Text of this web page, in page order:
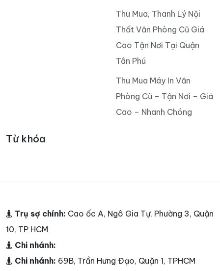
Thu Mua, Thanh Lý Nội
Thất Văn Phòng Cũ Giá
Cao Tận Nơi Tại Quận
Tân Phú
Thu Mua Máy In Văn
Phòng Cũ – Tận Nơi – Giá
Cao – Nhanh Chóng
Từ khóa
Trụ sợ chính: Cao ốc A, Ngô Gia Tự, Phường 3, Quận
10, TP HCM
Chi nhánh:
Chi nhánh: 69B, Trần Hưng Đạo, Quận 1, TPHCM